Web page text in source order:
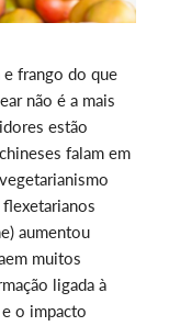
frango do que
não é a mais
estão
falam em
aumentou
muitos
ligada à
o impacto